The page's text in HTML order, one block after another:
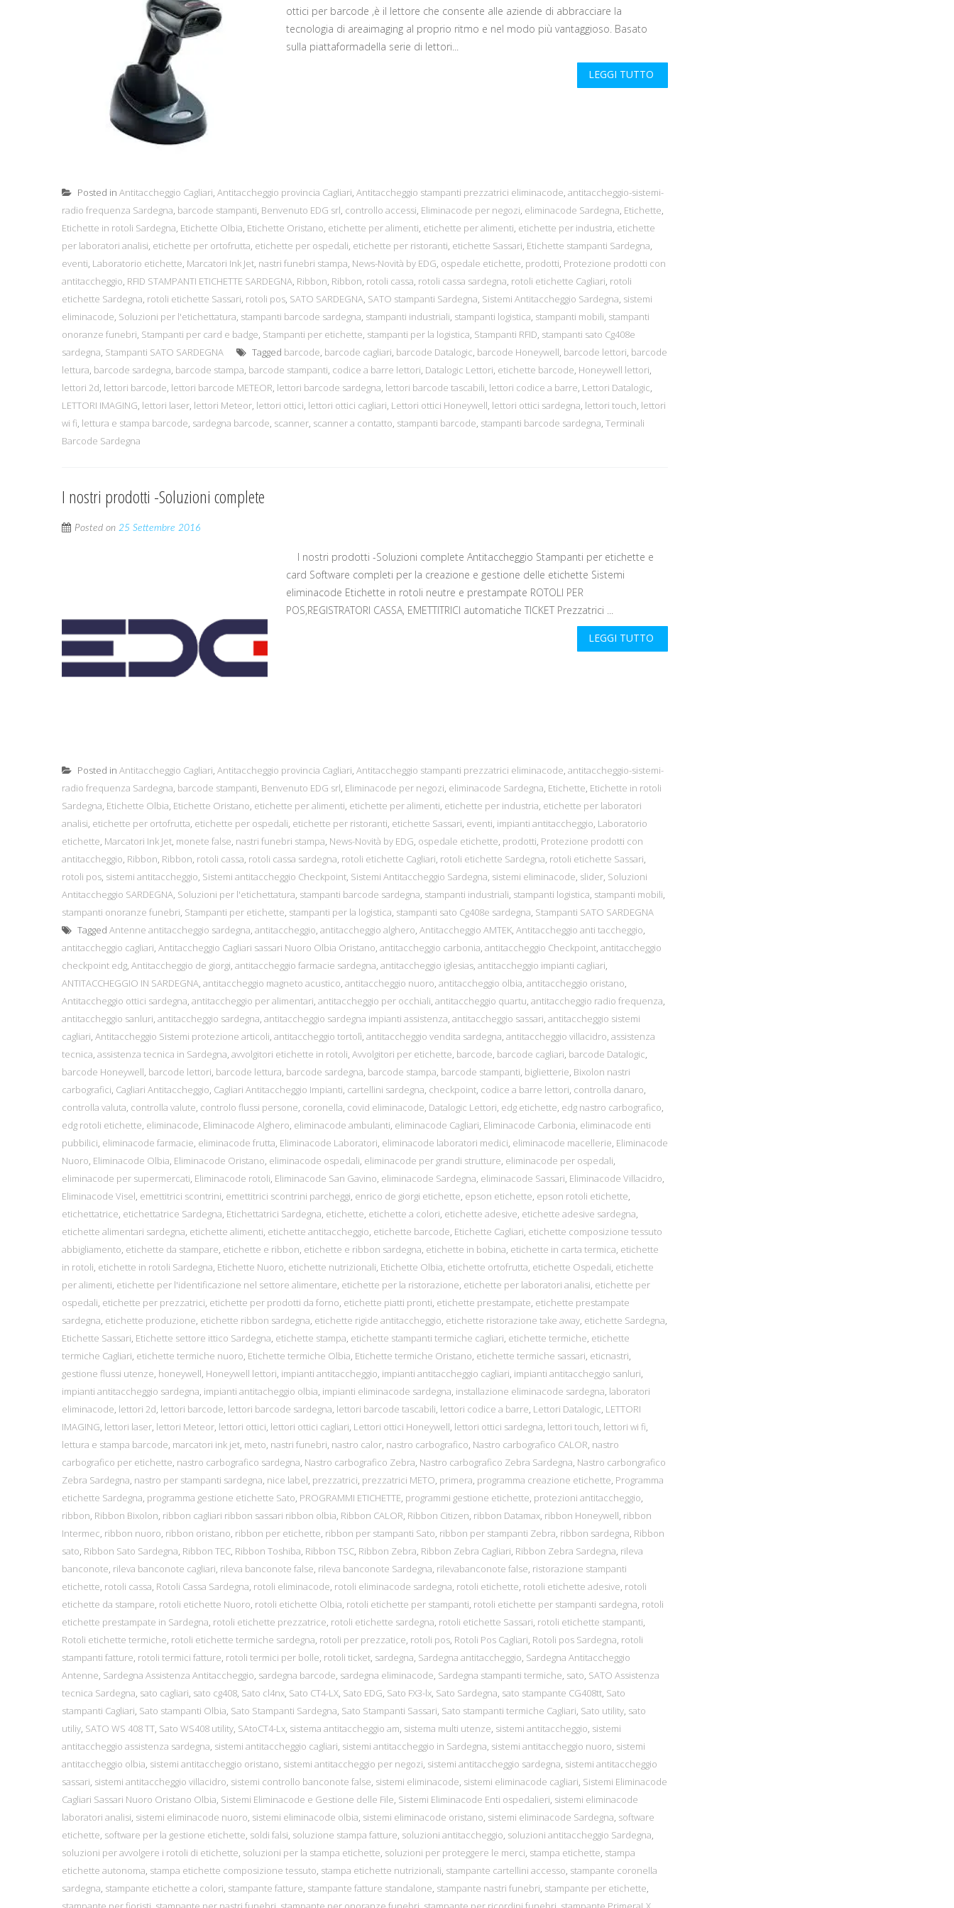
ottici per barcode ,è il lettore che consente alle aziende di abbracciare la
tecnologia di areaimaging al proprio ritmo e nel modo più vantaggioso. Basato
sulla piattaformadella serie di lettori...
LEGGI TUTTO
Posted in Antitaccheggio Cagliari, Antitaccheggio provincia Cagliari, Antitaccheggio stampanti prezzatrici eliminacode, antitaccheggio-sistemi-
radio frequenza Sardegna, barcode stampanti, Benvenuto EDG srl, controllo accessi, Eliminacode per negozi, eliminacode Sardegna, Etichette,
Etichette in rotoli Sardegna, Etichette Olbia, Etichette Oristano, etichette per alimenti, etichette per alimenti, etichette per industria, etichette
per laboratori analisi, etichette per ortofrutta, etichette per ospedali, etichette per ristoranti, etichette Sassari, Etichette stampanti Sardegna,
eventi, Laboratorio etichette, Marcatori Ink Jet, nastri funebri stampa, News-Novità by EDG, ospedale etichette, prodotti, Protezione prodotti con
antitaccheggio, RFID STAMPANTI ETICHETTE SARDEGNA, Ribbon, Ribbon, rotoli cassa, rotoli cassa sardegna, rotoli etichette Cagliari, rotoli
etichette Sardegna, rotoli etichette Sassari, rotoli pos, SATO SARDEGNA, SATO stampanti Sardegna, Sistemi Antitaccheggio Sardegna, sistemi
eliminacode, Soluzioni per l'etichettatura, stampanti barcode sardegna, stampanti industriali, stampanti logistica, stampanti mobili, stampanti
onoranze funebri, Stampanti per card e badge, Stampanti per etichette, stampanti per la logistica, Stampanti RFID, stampanti sato Cg408e
sardegna, Stampanti SATO SARDEGNA Tagged barcode, barcode cagliari, barcode Datalogic, barcode Honeywell, barcode lettori, barcode
lettura, barcode sardegna, barcode stampa, barcode stampanti, codice a barre lettori, Datalogic Lettori, etichette barcode, Honeywell lettori,
lettori 2d, lettori barcode, lettori barcode METEOR, lettori barcode sardegna, lettori barcode tascabili, lettori codice a barre, Lettori Datalogic,
LETTORI IMAGING, lettori laser, lettori Meteor, lettori ottici, lettori ottici cagliari, Lettori ottici Honeywell, lettori ottici sardegna, lettori touch, lettori
wi fi, lettura e stampa barcode, sardegna barcode, scanner, scanner a contatto, stampanti barcode, stampanti barcode sardegna, Terminali
Barcode Sardegna
I nostri prodotti -Soluzioni complete
Posted on 25 Settembre 2016
I nostri prodotti -Soluzioni complete Antitaccheggio Stampanti per etichette e
card Software completi per la creazione e gestione delle etichette Sistemi
eliminacode Etichette in rotoli neutre e prestampate ROTOLI PER
POS,REGISTRATORI CASSA, EMETTITRICI automatiche TICKET Prezzatrici ...
LEGGI TUTTO
Posted in Antitaccheggio Cagliari, Antitaccheggio provincia Cagliari, Antitaccheggio stampanti prezzatrici eliminacode, antitaccheggio-sistemi-
radio frequenza Sardegna, barcode stampanti, Benvenuto EDG srl, Eliminacode per negozi, eliminacode Sardegna, Etichette, Etichette in rotoli
Sardegna, Etichette Olbia, Etichette Oristano, etichette per alimenti, etichette per alimenti, etichette per industria, etichette per laboratori
analisi, etichette per ortofrutta, etichette per ospedali, etichette per ristoranti, etichette Sassari, eventi, impianti antitaccheggio, Laboratorio
etichette, Marcatori Ink Jet, monete false, nastri funebri stampa, News-Novità by EDG, ospedale etichette, prodotti, Protezione prodotti con
antitaccheggio, Ribbon, Ribbon, rotoli cassa, rotoli cassa sardegna, rotoli etichette Cagliari, rotoli etichette Sardegna, rotoli etichette Sassari,
rotoli pos, sistemi antitaccheggio, Sistemi antitaccheggio Checkpoint, Sistemi Antitaccheggio Sardegna, sistemi eliminacode, slider, Soluzioni
Antitaccheggio SARDEGNA, Soluzioni per l'etichettatura, stampanti barcode sardegna, stampanti industriali, stampanti logistica, stampanti mobili,
stampanti onoranze funebri, Stampanti per etichette, stampanti per la logistica, stampanti sato Cg408e sardegna, Stampanti SATO SARDEGNA
Tagged Antenne antitaccheggio sardegna, antitaccheggio, antitaccheggio alghero, Antitaccheggio AMTEK, Antitaccheggio anti taccheggio,
antitaccheggio cagliari, Antitaccheggio Cagliari sassari Nuoro Olbia Oristano, antitaccheggio carbonia, antitaccheggio Checkpoint, antitaccheggio
checkpoint edg, Antitaccheggio de giorgi, antitaccheggio farmacie sardegna, antitaccheggio iglesias, antitaccheggio impianti cagliari,
ANTITACCHEGGIO IN SARDEGNA, antitaccheggio magneto acustico, antitaccheggio nuoro, antitaccheggio olbia, antitaccheggio oristano,
Antitaccheggio ottici sardegna, antitaccheggio per alimentari, antitaccheggio per occhiali, antitaccheggio quartu, antitaccheggio radio frequenza,
antitaccheggio sanluri, antitaccheggio sardegna, antitaccheggio sardegna impianti assistenza, antitaccheggio sassari, antitaccheggio sistemi
cagliari, Antitaccheggio Sistemi protezione articoli, antitaccheggio tortolì, antitaccheggio vendita sardegna, antitaccheggio villacidro, assistenza
tecnica, assistenza tecnica in Sardegna, avvolgitori etichette in rotoli, Avvolgitori per etichette, barcode, barcode cagliari, barcode Datalogic,
barcode Honeywell, barcode lettori, barcode lettura, barcode sardegna, barcode stampa, barcode stampanti, biglietterie, Bixolon nastri
carbografici, Cagliari Antitaccheggio, Cagliari Antitaccheggio Impianti, cartellini sardegna, checkpoint, codice a barre lettori, controlla danaro,
controlla valuta, controlla valute, controlo flussi persone, coronella, covid eliminacode, Datalogic Lettori, edg etichette, edg nastro carbografico,
edg rotoli etichette, eliminacode, Eliminacode Alghero, eliminacode ambulanti, eliminacode Cagliari, Eliminacode Carbonia, eliminacode enti
pubbilici, eliminacode farmacie, eliminacode frutta, Eliminacode Laboratori, eliminacode laboratori medici, eliminacode macellerie, Eliminacode
Nuoro, Eliminacode Olbia, Eliminacode Oristano, eliminacode ospedali, eliminacode per grandi strutture, eliminacode per ospedali,
eliminacode per supermercati, Eliminacode rotoli, Eliminacode San Gavino, eliminacode Sardegna, eliminacode Sassari, Eliminacode Villacidro,
Eliminacode Visel, emettitrici scontrini, emettitrici scontrini parcheggi, enrico de giorgi etichette, epson etichette, epson rotoli etichette,
etichettatrice, etichettatrice Sardegna, Etichettatrici Sardegna, etichette, etichette a colori, etichette adesive, etichette adesive sardegna,
etichette alimentari sardegna, etichette alimenti, etichette antitaccheggio, etichette barcode, Etichette Cagliari, etichette composizione tessuto
abbigliamento, etichette da stampare, etichette e ribbon, etichette e ribbon sardegna, etichette in bobina, etichette in carta termica, etichette
in rotoli, etichette in rotoli Sardegna, Etichette Nuoro, etichette nutrizionali, Etichette Olbia, etichette ortofrutta, etichette Ospedali, etichette
per alimenti, etichette per l'identificazione nel settore alimentare, etichette per la ristorazione, etichette per laboratori analisi, etichette per
ospedali, etichette per prezzatrici, etichette per prodotti da forno, etichette piatti pronti, etichette prestampate, etichette prestampate
sardegna, etichette produzione, etichette ribbon sardegna, etichette rigide antitaccheggio, etichette ristorazione take away, etichette Sardegna,
Etichette Sassari, Etichette settore ittico Sardegna, etichette stampa, etichette stampanti termiche cagliari, etichette termiche, etichette
termiche Cagliari, etichette termiche nuoro, Etichette termiche Olbia, Etichette termiche Oristano, etichette termiche sassari, eticnastri,
gestione flussi utenze, honeywell, Honeywell lettori, impianti antitaccheggio, impianti antitaccheggio cagliari, impianti antitaccheggio sanluri,
impianti antitaccheggio sardegna, impianti antitacheggio olbia, impianti eliminacode sardegna, installazione eliminacode sardegna, laboratori
eliminacode, lettori 2d, lettori barcode, lettori barcode sardegna, lettori barcode tascabili, lettori codice a barre, Lettori Datalogic, LETTORI
IMAGING, lettori laser, lettori Meteor, lettori ottici, lettori ottici cagliari, Lettori ottici Honeywell, lettori ottici sardegna, lettori touch, lettori wi fi,
lettura e stampa barcode, marcatori ink jet, meto, nastri funebri, nastro calor, nastro carbografico, Nastro carbografico CALOR, nastro
carbografico per etichette, nastro carbografico sardegna, Nastro carbografico Zebra, Nastro carbografico Zebra Sardegna, Nastro carbongrafico
Zebra Sardegna, nastro per stampanti sardegna, nice label, prezzatrici, prezzatrici METO, primera, programma creazione etichette, Programma
etichette Sardegna, programma gestione etichette Sato, PROGRAMMI ETICHETTE, programmi gestione etichette, protezioni antitaccheggio,
ribbon, Ribbon Bixolon, ribbon cagliari ribbon sassari ribbon olbia, Ribbon CALOR, Ribbon Citizen, ribbon Datamax, ribbon Honeywell, ribbon
Intermec, ribbon nuoro, ribbon oristano, ribbon per etichette, ribbon per stampanti Sato, ribbon per stampanti Zebra, ribbon sardegna, Ribbon
sato, Ribbon Sato Sardegna, Ribbon TEC, Ribbon Toshiba, Ribbon TSC, Ribbon Zebra, Ribbon Zebra Cagliari, Ribbon Zebra Sardegna, rileva
banconote, rileva banconote cagliari, rileva banconote false, rileva banconote Sardegna, rilevabanconote false, ristorazione stampanti
etichette, rotoli cassa, Rotoli Cassa Sardegna, rotoli eliminacode, rotoli eliminacode sardegna, rotoli etichette, rotoli etichette adesive, rotoli
etichette da stampare, rotoli etichette Nuoro, rotoli etichette Olbia, rotoli etichette per stampanti, rotoli etichette per stampanti sardegna, rotoli
etichette prestampate in Sardegna, rotoli etichette prezzatrice, rotoli etichette sardegna, rotoli etichette Sassari, rotoli etichette stampanti,
Rotoli etichette termiche, rotoli etichette termiche sardegna, rotoli per prezzatice, rotoli pos, Rotoli Pos Cagliari, Rotoli pos Sardegna, rotoli
stampanti fatture, rotoli termici fatture, rotoli termici per bolle, rotoli ticket, sardegna, Sardegna antitaccheggio, Sardegna Antitaccheggio
Antenne, Sardegna Assistenza Antitaccheggio, sardegna barcode, sardegna eliminacode, Sardegna stampanti termiche, sato, SATO Assistenza
tecnica Sardegna, sato cagliari, sato cg408, Sato cl4nx, Sato CT4-LX, Sato EDG, Sato FX3-lx, Sato Sardegna, sato stampante CG408tt, Sato
stampanti Cagliari, Sato stampanti Olbia, Sato Stampanti Sardegna, Sato Stampanti Sassari, Sato stampanti termiche Cagliari, Sato utility, sato
utiliy, SATO WS 408 TT, Sato WS408 utility, SAtoCT4-Lx, sistema antitaccheggio am, sistema multi utenze, sistemi antitaccheggio, sistemi
antitaccheggio assistenza sardegna, sistemi antitaccheggio cagliari, sistemi antitaccheggio in Sardegna, sistemi antitaccheggio nuoro, sistemi
antitaccheggio olbia, sistemi antitaccheggio oristano, sistemi antitaccheggio per negozi, sistemi antitaccheggio sardegna, sistemi antitaccheggio
sassari, sistemi antitaccheggio villacidro, sistemi controllo banconote false, sistemi eliminacode, sistemi eliminacode cagliari, Sistemi Eliminacode
Cagliari Sassari Nuoro Oristano Olbia, Sistemi Eliminacode e Gestione delle File, Sistemi Eliminacode Enti ospedalieri, sistemi eliminacode
laboratori analisi, sistemi eliminacode nuoro, sistemi eliminacode olbia, sistemi eliminacode oristano, sistemi eliminacode Sardegna, software
etichette, software per la gestione etichette, soldi falsi, soluzione stampa fatture, soluzioni antitaccheggio, soluzioni antitaccheggio Sardegna,
soluzioni per avvolgere i rotoli di etichette, soluzioni per la stampa etichette, soluzioni per proteggere le merci, stampa etichette, stampa
etichette autonoma, stampa etichette composizione tessuto, stampa etichette nutrizionali, stampante cartellini accesso, stampante coronella
sardegna, stampante etichette a colori, stampante fatture, stampante fatture standalone, stampante nastri funebri, stampante per etichette,